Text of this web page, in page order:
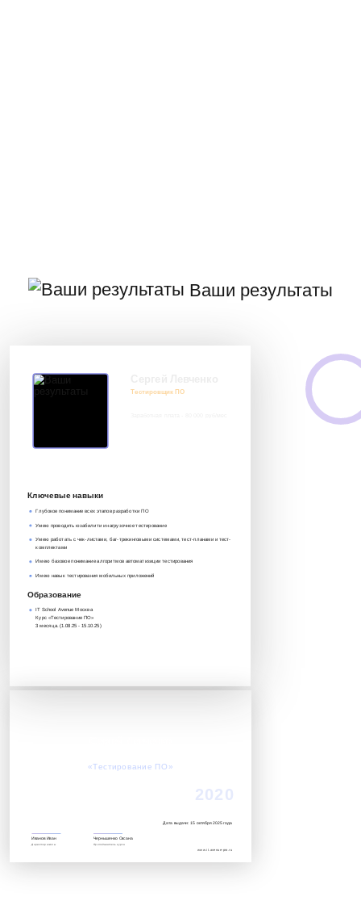
Ваши результаты
Тестировщик ПО
Ключевые навыки
Глубокое понимание всех этапов разработки ПО
Умею проводить юзабилити и нагрузочное тестирование
Умею работать с чек-листами, баг-трекинговыми системами, тест-планами и тест-
комплектами
Имею базовое понимание алгоритмов автоматизиции тестирования
Имею навык тестирования мобильных приложений
Образование
IT School Avenue Москва
Курс «Тестирование ПО»‎
3 месяца. (1.08.25 - 15.10.25)
«Тестирование ПО»‎
2020
Дата выдачи: 15 октября 2025 года
www.it.avenue-pro.ru
Иванов Иван
Директор школы
Чернышенко Оксана
Преподаватель курса